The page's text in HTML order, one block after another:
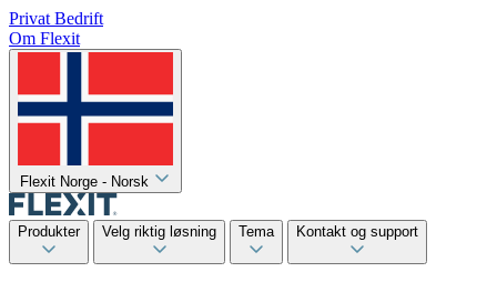
Privat Bedrift
Om Flexit
Flexit Norge - Norsk
Produkter Velg riktig løsning Tema Kontakt og support